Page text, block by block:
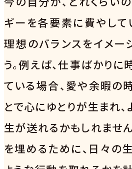
ギーを各要素に費やして
理想のバランスをイメー
う。例えば、仕事ばかり
ている場合、愛や余暇の
とで心にゆとりが生まれ、
生が送れるかもしれませ
を埋めるために、日々の